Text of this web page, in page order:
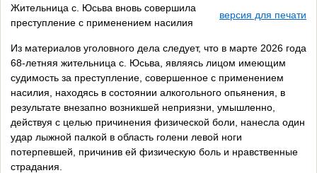
Жительница с. Юсьва вновь совершила
преступление с применением насилия
версия для печати
Из материалов уголовного дела следует, что в марте 2026 года
68-летняя жительница с. Юсьва, являясь лицом имеющим
судимость за преступление, совершенное с применением
насилия, находясь в состоянии алкогольного опьянения, в
результате внезапно возникшей неприязни, умышленно,
действуя с целью причинения физической боли, нанесла один
удар лыжной палкой в область голени левой ноги
потерпевшей, причинив ей физическую боль и нравственные
страдания.